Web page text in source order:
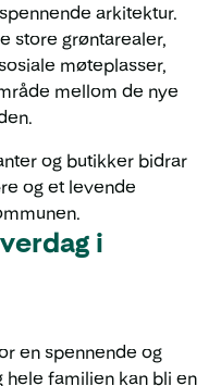
arkitektur.
store grøntarealer,
møteplasser,
mellom de nye
og butikker bidrar
og et levende
i
en spennende og
hele familien kan bli en